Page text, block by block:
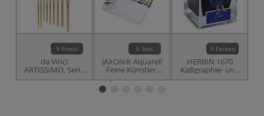
9 Pinsel
da Vinci
ARTISSIMO, Serie
428 Kolinsky
6 Sets
JAXON® Aquarell
Feine Künstler-
Aquarellfarben -
Aquarellkasten
9 Farben
HERBIN 1670
Kalligraphie- und
Zeichentusche